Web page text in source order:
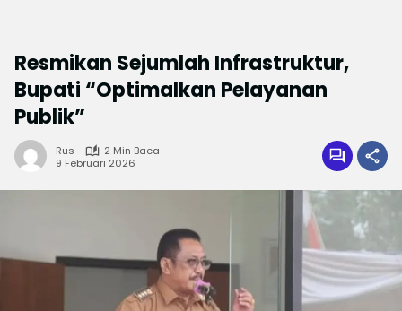
Resmikan Sejumlah Infrastruktur,
Bupati “Optimalkan Pelayanan
Publik”
Rus
2 Min Baca
9 Februari 2026